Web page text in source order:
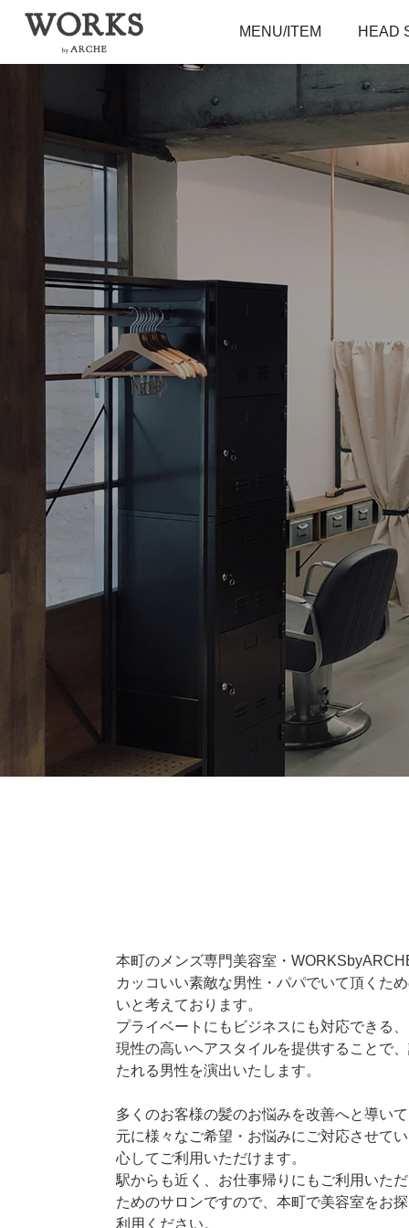
MENU/ITEM HEAD
本町のメンズ専門美容室・
カッコいい素敵な男性・パパでいて頂くた
いと考えております。
プライベートにもビジネスにも対応できる
現性の高いヘアスタイルを提供することで
たれる男性を演出いたします。
多くのお客様の髪のお悩みを改善へと導い
元に様々なご希望・お悩みにご対応させて
心してご利用いただけます。
駅からも近く、お仕事帰りにもご利用いた
ためのサロンですので、本町で美容室をお
利用ください。